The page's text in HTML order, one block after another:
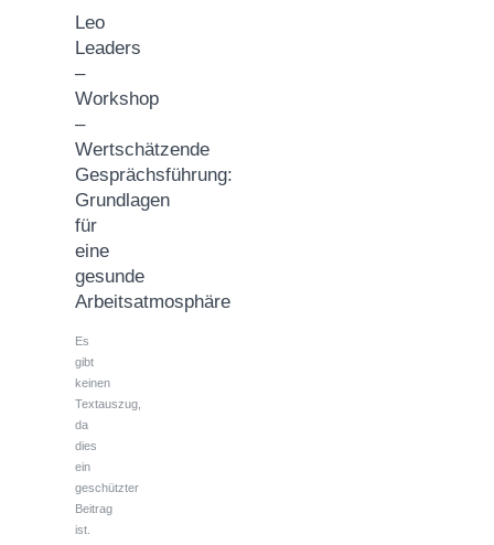
Leo
Leaders
–
Workshop
–
Wertschätzende
Gesprächsführung:
Grundlagen
für
eine
gesunde
Arbeitsatmosphäre
Es
gibt
keinen
Textauszug,
da
dies
ein
geschützter
Beitrag
ist.